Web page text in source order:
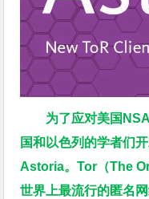
为了应对美国
国和以色列的学者们
Astoria。Tor（The
世界上最流行的匿名